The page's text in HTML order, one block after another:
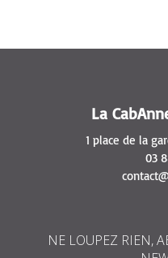
La
1 place de la
03
NE LOUPEZ RIEN,